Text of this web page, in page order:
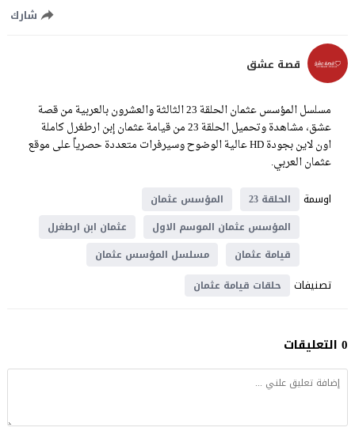
شارك
قصة عشق
مسلسل المؤسس عثمان الحلقة 23 الثالثة والعشرون بالعربية من قصة
عشق، مشاهدة وتحميل الحلقة 23 من قيامة عثمان إبن ارطغرل كاملة
اون لاين بجودة HD عالية الوضوح وسيرفرات متعددة حصرياً على موقع
عثمان العربي.
اوسمة
الحلقة 23
المؤسس عثمان
المؤسس عثمان الموسم الاول
عثمان ابن ارطغرل
قيامة عثمان
مسلسل المؤسس عثمان
تصنيفات حلقات قيامة عثمان
0 التعليقات